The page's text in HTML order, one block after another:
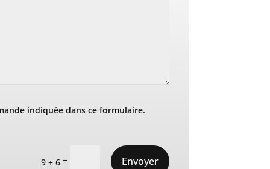
indiquée dans ce formulaire.
9 + 6 = Envoyer